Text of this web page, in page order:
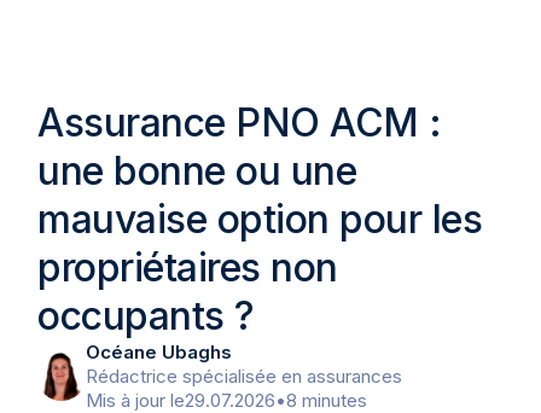
Assurance PNO ACM :
une bonne ou une
mauvaise option pour les
propriétaires non
occupants ?
Océane Ubaghs
Rédactrice spécialisée en assurances
Mis à jour le29.07.2026•8 minutes